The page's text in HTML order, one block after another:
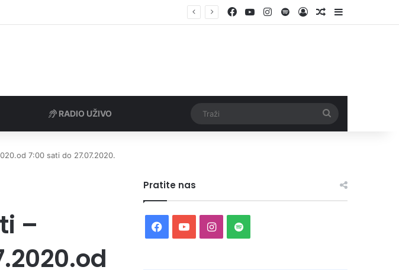
izvršili 24 inspekcijska nadzora Facebook
YouTubeInstagram
SpotifyLog InRandom Article
Sidebar
RADIO UŽIVO
7:00 sati do 27.07.2020.
–
Pratite nas
Facebook
YouTubeInstagram
Spotify